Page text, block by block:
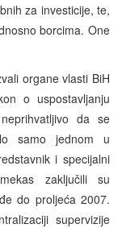
za investicije, te,
borcima. One
organe vlasti BiH
o uspostavljanju
da se
samo jednom u
i specijalni
zaključili su
do proljeća 2007.
supervizije